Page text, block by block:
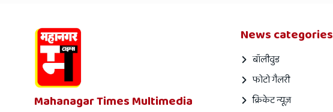
Mahanagar Times Multimedia
News categories
बॉलीवुड
फोटो गैलरी
क्रिकेट न्यूज़